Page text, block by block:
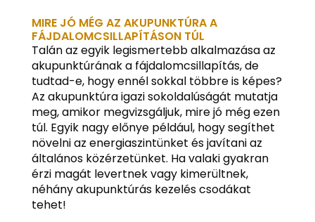
MIRE JÓ MÉG AZ AKUPUNKTÚRA A
FÁJDALOMCSILLAPÍTÁSON TÚL
Talán az egyik legismertebb alkalmazása az
akupunktúrának a fájdalomcsillapítás, de
tudtad-e, hogy ennél sokkal többre is képes?
Az akupunktúra igazi sokoldalúságát mutatja
meg, amikor megvizsgáljuk, mire jó még ezen
túl. Egyik nagy előnye például, hogy segíthet
növelni az energiaszintünket és javítani az
általános közérzetünket. Ha valaki gyakran
érzi magát levertnek vagy kimerültnek,
néhány akupunktúrás kezelés csodákat
tehet!